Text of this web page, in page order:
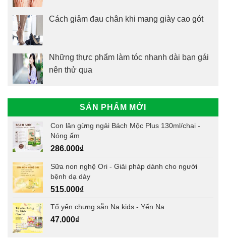
Cách giảm đau chân khi mang giày cao gót
Những thực phẩm làm tóc nhanh dài bạn gái
nên thử qua
SẢN PHẨM MỚI
Con lăn gừng ngải Bách Mộc Plus 130ml/chai -
Nóng ấm
286.000₫
Sữa non nghệ Ori - Giải pháp dành cho người
bệnh dạ dày
515.000₫
Tổ yến chưng sẵn Na kids - Yến Na
47.000₫